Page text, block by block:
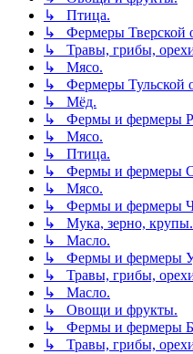
↳ Птица.
↳ Фермеры Тверской
↳ Травы, грибы,
↳ Мясо.
↳ Фермеры Тульской
↳ Мёд.
↳ Фермы и фермеры
↳ Мясо.
↳ Птица.
↳ Фермы и фермеры
↳ Мясо.
↳ Фермы и фермеры
↳ Мука, зерно, крупы.
↳ Масло.
↳ Фермы и фермеры
↳ Травы, грибы,
↳ Масло.
↳ Овощи и фрукты.
↳ Фермы и фермеры
↳ Травы, грибы,